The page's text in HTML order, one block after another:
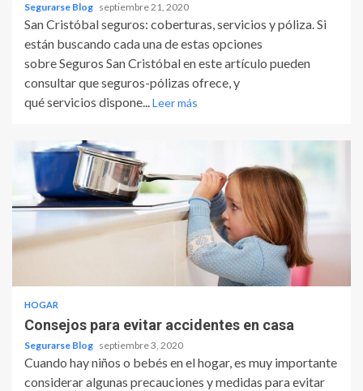
Segurarse Blog septiembre 21, 2020
San Cristóbal seguros: coberturas, servicios y póliza. Si
están buscando cada una de estas opciones
sobre Seguros San Cristóbal en este artículo pueden
consultar que seguros-pólizas ofrece, y
qué servicios dispone...Leer más
HOGAR
Consejos para evitar accidentes en casa
Segurarse Blog septiembre 3, 2020
Cuando hay niños o bebés en el hogar, es muy importante
considerar algunas precauciones y medidas para evitar